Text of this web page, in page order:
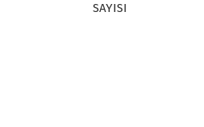
SAYISI